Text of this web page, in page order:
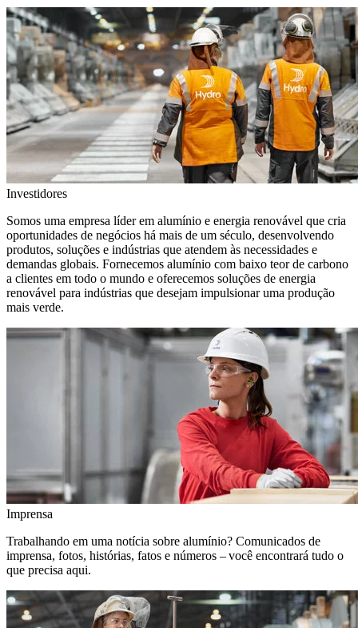
Investidores
Somos uma empresa líder em alumínio e energia renovável que cria
oportunidades de negócios há mais de um século, desenvolvendo
produtos, soluções e indústrias que atendem às necessidades e
demandas globais. Fornecemos alumínio com baixo teor de carbono
a clientes em todo o mundo e oferecemos soluções de energia
renovável para indústrias que desejam impulsionar uma produção
mais verde.
Imprensa
Trabalhando em uma notícia sobre alumínio? Comunicados de
imprensa, fotos, histórias, fatos e números – você encontrará tudo o
que precisa aqui.